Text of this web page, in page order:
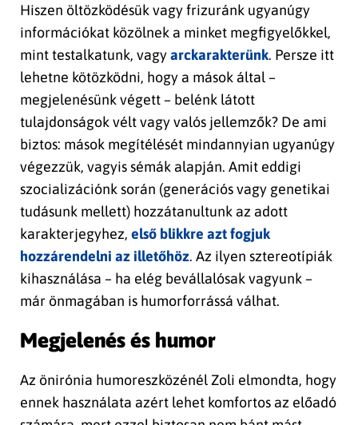
Hiszen öltözködésük vagy frizuránk ugyanúgy
információkat közölnek a minket megfigyelőkkel,
mint testalkatunk, vagyarckarakterünk. Persze itt
lehetne kötözködni, hogy a mások által –
megjelenésünk végett – belénk látott
tulajdonságok vélt vagy valós jellemzők? De ami
biztos: mások megítélését mindannyian ugyanúgy
végezzük, vagyis sémák alapján. Amit eddigi
szocializációnk során (generációs vagy genetikai
tudásunk mellett) hozzátanultunk az adott
karakterjegyhez, első blikkre azt fogjuk
hozzárendelni az illetőhöz. Az ilyen sztereotípiák
kihasználása – ha elég bevállalósak vagyunk –
már önmagában is humorforrássá válhat.
Megjelenés és humor
Az önirónia humoreszközénél Zoli elmondta, hogy
ennek használata azért lehet komfortos az előadó